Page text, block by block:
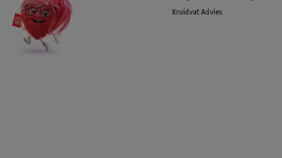
Kruidvat Advies